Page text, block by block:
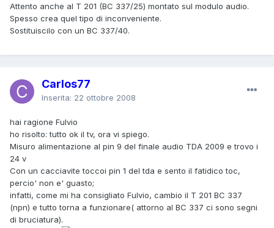
Attento anche al T 201 (BC 337/25) montato sul modulo audio.
Spesso crea quel tipo di inconveniente.
Sostituiscilo con un BC 337/40.
Carlos77
Inserita: 22 ottobre 2008
hai ragione Fulvio
ho risolto: tutto ok il tv, ora vi spiego.
Misuro alimentazione al pin 9 del finale audio TDA 2009 e trovo i
24 v
Con un cacciavite toccoi pin 1 del tda e sento il fatidico toc,
percio' non e' guasto;
infatti, come mi ha consigliato Fulvio, cambio il T 201 BC 337
(npn) e tutto torna a funzionare( attorno al BC 337 ci sono segni
di bruciatura).